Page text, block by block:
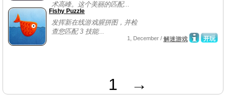
术高峰。这个美丽的匹配...
Fishy Puzzle
发挥新在线游戏腥拼图，并检
查您匹配 3 技能...
开玩
1, December / 解迷游戏
1 →